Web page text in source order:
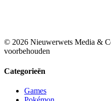
© 2026 Nieuwerwets Media &
voorbehouden
Categorieën
Games